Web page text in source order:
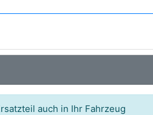
auch in Ihr Fahrzeug